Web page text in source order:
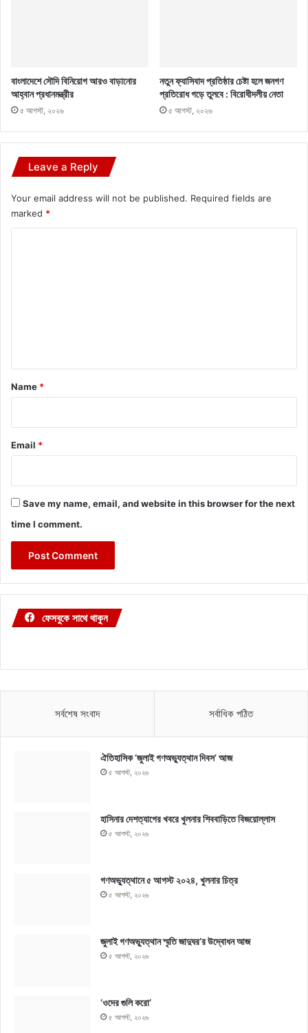
বাংলাদেশে সৌদি বিনিয়োগ আরও বাড়ানোর
আহ্বান প্রধানমন্ত্রীর
৫ আগস্ট, ২০২৬
নতুন ফ্যাসিবাদ প্রতিষ্ঠার চেষ্টা হলে জনগণ
প্রতিরোধ গড়ে তুলবে : বিরোধীদলীয় নেতা
৫ আগস্ট, ২০২৬
Leave a Reply
Your email address will not be published. Required fields are
marked *
*
Name *
Email *
Save my name, email, and website in this browser for the next
time I comment.
ফেসবুকে সাথে থাকুন
সর্বশেষ সংবাদ সর্বাধিক পঠিত
ঐতিহাসিক ‘জুলাই গণঅভ্যুত্থান দিবস’ আজ
৫ আগস্ট, ২০২৬
হাসিনার দেশত্যাগের খবরে খুলনার শিববাড়িতে বিজয়োল্লাস
৫ আগস্ট, ২০২৬
গণঅভ্যুত্থানে ৫ আগস্ট ২০২৪, খুলনার চিত্র
৫ আগস্ট, ২০২৬
জুলাই গণঅভ্যুত্থান স্মৃতি জাদুঘর’র উদ্বোধন আজ
৫ আগস্ট, ২০২৬
‘ওদের গুলি করো’
৫ আগস্ট, ২০২৬